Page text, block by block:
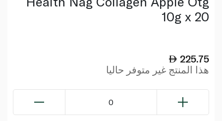
10g x 20
225.75
هذا المنتج غير متوفر حاليا
0